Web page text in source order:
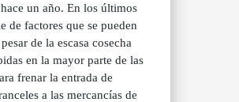
un año. En los últimos
de factores que se pueden
de la escasa cosecha
en la mayor parte de las
frenar la entrada de
a las mercancías de